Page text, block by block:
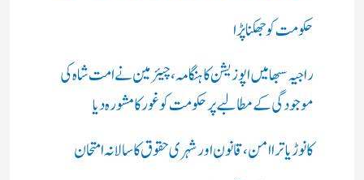
حکومت کو جھکنا پڑا
راجیہ سبھا میں اپوزیشن کا ہنگامہ، چیئرمین نے امت شاہ کی
موجودگی کے مطالبے پر حکومت کو غور کا مشورہ دیا
کانوڑ یاترا امن،قانون اور شہری حقوق کا سالانہ امتحان